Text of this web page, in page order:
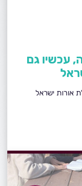
עכשיו גם
אורות ישראל